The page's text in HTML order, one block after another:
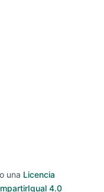
una Licencia
4.0